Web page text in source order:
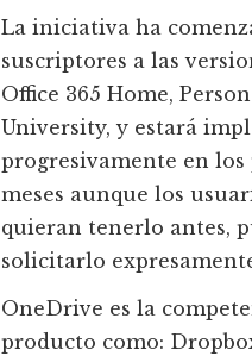
La iniciativa ha
suscriptores a las
Office 365 Home,
University, y estará
progresivamente en los
meses aunque los
quieran tenerlo antes,
solicitarlo
OneDrive es la
producto como: